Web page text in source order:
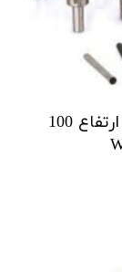
مته گردبر TCT از قطر 12 تا 100 میل ارتفاع 100